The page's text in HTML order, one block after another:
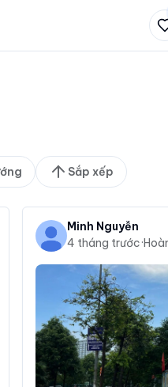
mở danh sách các khu
Sắp xếp
Minh Nguyễn
4 tháng trước·